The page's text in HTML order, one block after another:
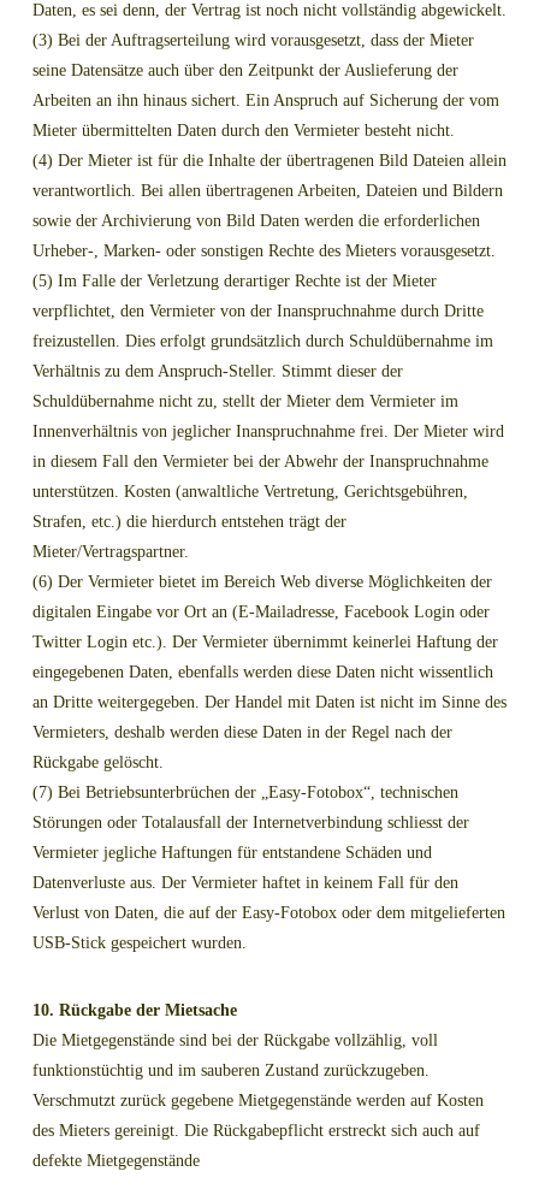
Daten, es sei denn, der Vertrag ist noch nicht vollständig abgewickelt.
(3) Bei der Auftragserteilung wird vorausgesetzt, dass der Mieter
seine Datensätze auch über den Zeitpunkt der Auslieferung der
Arbeiten an ihn hinaus sichert. Ein Anspruch auf Sicherung der vom
Mieter übermittelten Daten durch den Vermieter besteht nicht.
(4) Der Mieter ist für die Inhalte der übertragenen Bild Dateien allein
verantwortlich. Bei allen übertragenen Arbeiten, Dateien und Bildern
sowie der Archivierung von Bild Daten werden die erforderlichen
Urheber-, Marken- oder sonstigen Rechte des Mieters vorausgesetzt.
(5) Im Falle der Verletzung derartiger Rechte ist der Mieter
verpflichtet, den Vermieter von der Inanspruchnahme durch Dritte
freizustellen. Dies erfolgt grundsätzlich durch Schuldübernahme im
Verhältnis zu dem Anspruch-Steller. Stimmt dieser der
Schuldübernahme nicht zu, stellt der Mieter dem Vermieter im
Innenverhältnis von jeglicher Inanspruchnahme frei. Der Mieter wird
in diesem Fall den Vermieter bei der Abwehr der Inanspruchnahme
unterstützen. Kosten (anwaltliche Vertretung, Gerichtsgebühren,
Strafen, etc.) die hierdurch entstehen trägt der
Mieter/Vertragspartner.
(6) Der Vermieter bietet im Bereich Web diverse Möglichkeiten der
digitalen Eingabe vor Ort an (E-Mailadresse, Facebook Login oder
Twitter Login etc.). Der Vermieter übernimmt keinerlei Haftung der
eingegebenen Daten, ebenfalls werden diese Daten nicht wissentlich
an Dritte weitergegeben. Der Handel mit Daten ist nicht im Sinne des
Vermieters, deshalb werden diese Daten in der Regel nach der
Rückgabe gelöscht.
(7) Bei Betriebsunterbrüchen der „Easy-Fotobox“, technischen
Störungen oder Totalausfall der Internetverbindung schliesst der
Vermieter jegliche Haftungen für entstandene Schäden und
Datenverluste aus. Der Vermieter haftet in keinem Fall für den
Verlust von Daten, die auf der Easy-Fotobox oder dem mitgelieferten
USB-Stick gespeichert wurden.
10. Rückgabe der Mietsache
Die Mietgegenstände sind bei der Rückgabe vollzählig, voll
funktionstüchtig und im sauberen Zustand zurückzugeben.
Verschmutzt zurück gegebene Mietgegenstände werden auf Kosten
des Mieters gereinigt. Die Rückgabepflicht erstreckt sich auch auf
defekte Mietgegenstände